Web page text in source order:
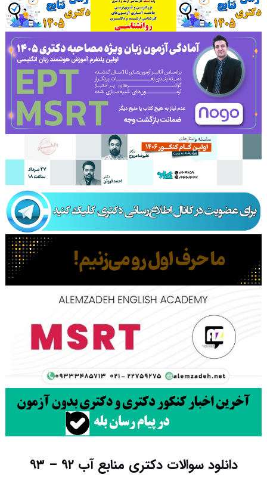
دانلود سوالات دکتری منابع آب ۹۲ – ۹۳